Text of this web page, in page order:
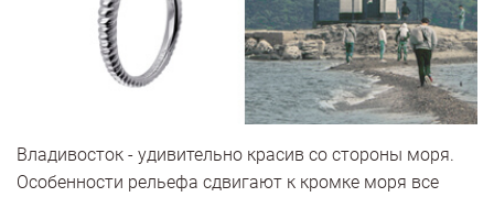
Владивосток - удивительно красив со стороны моря.
Особенности рельефа сдвигают к кромке моря все